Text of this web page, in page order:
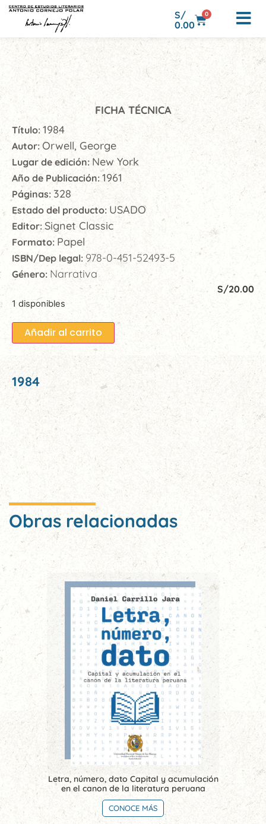
S/
0.00
0
FICHA TÉCNICA
Título: 1984
Autor: Orwell, George
Lugar de edición: New York
Año de Publicación:1961
Páginas: 328
Estado del producto: USADO
Editor:Signet Classic
Formato: Papel
ISBN/Dep legal: 978-0-451-52493-5
Género: Narrativa
S/20.00
1 disponibles
Añadir al carrito
1984
Obras relacionadas
Letra, número, dato Capital y acumulación
en el canon de la literatura peruana
CONOCE MÁS